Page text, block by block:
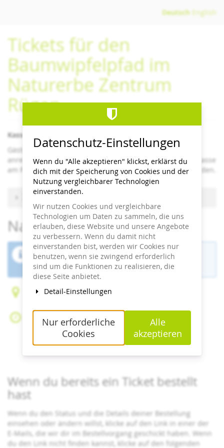
springen
Deutsch English
Tickets für den
Baumwipfelpfad im
Naturerbe Zentrum
Rügen
Kassenschluss/letzter Einlass 1 Stunden vor Schließzeit
Gäste- bzw. Kurkarten sind im Online-Ticketshop nicht
anrechenbar, sondern können nur direkt an der Eintrittskasse
am Pfad im Naturerbe Zentrum Rügen berücksichtigt werden.
Zu anderem Termin wechseln
Naturerbe Zentrum Rügen
Der Buchungszeitraum für diese Veranstaltung
ist beendet.
Forsthaus Prora 1
So, 12. Juli 2026
Beginn:09:30Uhr
18:00Uhr
Zum Kalender hinzufügen
Wenn du bereits ein Ticket bestellt
hast
Wenn du den Status und die Details deiner Bestellung
einsehen oder ändern willst, klicke auf den Link in einer der
E-Mails, die wir dir im Bestellvorgang geschickt haben. Wenn
du den Link nicht finden kannst, klicke auf den folgenden
Datenschutz-Einstellungen
Wenn du "Alle akzeptieren" klickst, erklärst du
dich mit der Speicherung von Cookies und der
Nutzung vergleichbarer Technologien
einverstanden.
Wir nutzen Cookies und vergleichbare
Technologien um Daten zu sammeln, die uns
erlauben, diese Website und unsere Angebote
zu verbessern. Wenn du damit nicht
einverstanden bist, werden wir Cookies nur
benutzen, wenn sie zwingend erforderlich
sind um die Funktionen zu realisieren, die
diese Seite anbietet.
Detail-Einstellungen
Nur erforderliche
Cookies
Alle
akzeptieren